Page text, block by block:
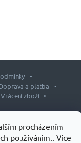
procházením
používáním.. Více
Doprava a platba
Vrácení zboží